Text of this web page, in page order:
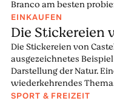
Museum,
in dem Besucher den
der Stickereien
um diese einzigartige
entsprechend zu
Die Zukunft
Branco am besten
EINKAUFEN
Die Stickereien
Die Stickereien von
ausgezeichnetes
Darstellung der Natur.
wiederkehrendes
SPORT & FREIZEIT